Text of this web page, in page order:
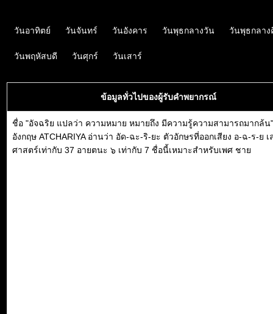
วันอาทิตย์ วันจันทร์ วันอังคาร วันพุธกลางวัน วันพุธกลา
วันพฤหัสบดี วันศุกร์ วันเสาร์
ข้อมูลทั่วไปของผู้รับคำพยากรณ์
ชื่อ "อัจฉริย แปลว่า ความหมาย หมายถึง มีความรู้ความสามารถมากล้น
อังกฤษ ATCHARIYA อ่านว่า อัด-ฉะ-ริ-ยะ ตัวอักษรที่ออกเสียง อ-ฉ-ร-ย เ
ศาสตร์เท่ากับ 37 อายตนะ ๖ เท่ากับ 7 ชื่อนี้เหมาะสำหรับเพศ ชาย